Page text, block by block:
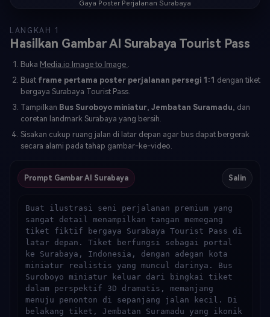
Gaya Poster Perjalanan Surabaya
LANGKAH 1
Hasilkan Gambar AI Surabaya Tourist Pass
Buka Media.io Image to Image
Buat frame pertama poster perjalanan persegi 1:1 dengan tiket
bergaya Surabaya Tourist Pass.
Tampilkan Bus Suroboyo miniatur Jembatan Suramadu , dan
coretan landmark Surabaya yang bersih.
Sisakan cukup ruang jalan di latar depan agar bus dapat bergerak
secara alami pada tahap gambar-ke-video.
Prompt Gambar AI Surabaya Salin
Buat ilustrasi seni perjalanan premium yang
sangat detail menampilkan tangan memegang
tiket fiktif bergaya Surabaya Tourist Pass di
latar depan. Tiket berfungsi sebagai portal
ke Surabaya, Indonesia, dengan adegan kota
miniatur realistis yang muncul darinya. Bus
Suroboyo miniatur keluar dari bingkai tiket
dalam perspektif 3D dramatis, memanjang
menuju penonton di sepanjang jalan kecil. Di
belakang tiket, Jembatan Suramadu yang ikonik